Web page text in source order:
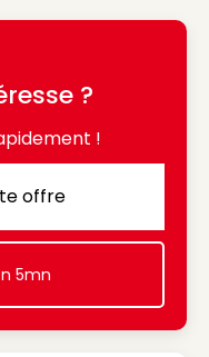
?
!
à cette offre
offre
5mn